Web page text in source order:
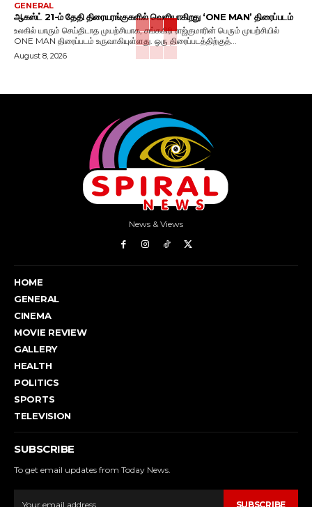
GENERAL
ஆகஸ்ட் 21-ம் தேதி திரையரங்குகளில் வெளியாகிறது ‘ONE MAN’ திரைப்படம்
உலகில் யாரும் செய்திடாத முயற்சியாக, சங்ககிரி ராஜ்குமாரின் பெரும் முயற்சியில்
ONE MAN திரைப்படம் உருவாகியுள்ளது. ஒரு திரைப்படத்திற்குத்...
August 8, 2026
News & Views
HOME
GENERAL
CINEMA
MOVIE REVIEW
GALLERY
HEALTH
POLITICS
SPORTS
TELEVISION
SUBSCRIBE
To get email updates from Today News.
SUBSCRIBE